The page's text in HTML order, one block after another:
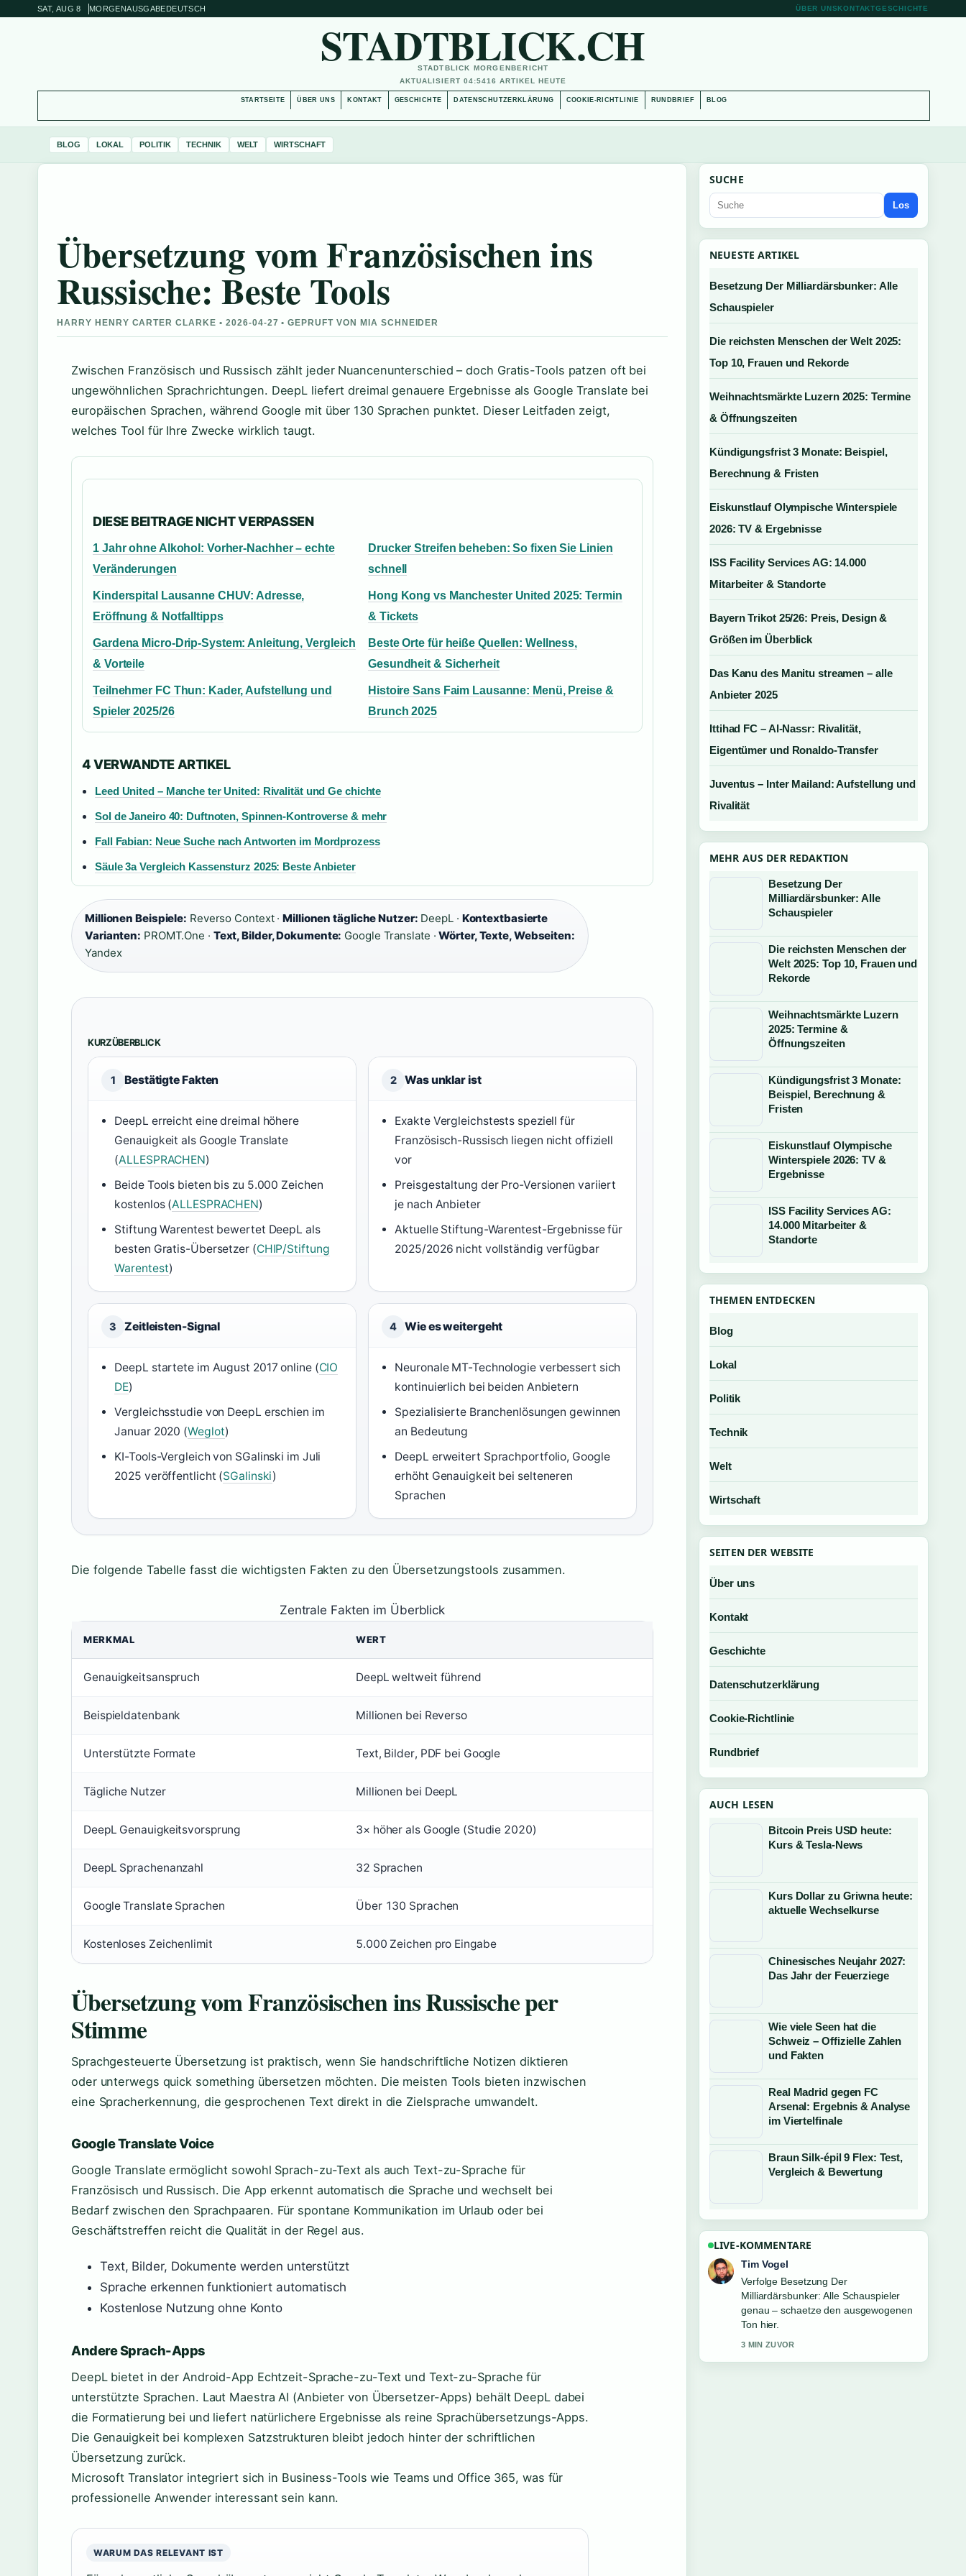
SAT, AUG 8 MORGENAUSGABEDEUTSCH ÜBER UNSKONTAKTGESCHICHTE
STADTBLICK.CH
STADTBLICK MORGENBERICHT
AKTUALISIERT 04:5416 ARTIKEL HEUTE
STARTSEITE ÜBER UNS KONTAKT GESCHICHTE DATENSCHUTZERKLÄRUNG COOKIE-RICHTLINIE RUNDBRIEF BLOG
BLOG LOKAL POLITIK TECHNIK WELT WIRTSCHAFT
Übersetzung vom Französischen ins
Russische: Beste Tools
HARRY HENRY CARTER CLARKE • 2026-04-27 • GEPRUFT VON MIA SCHNEIDER
Zwischen Französisch und Russisch zählt jeder Nuancenunterschied – doch Gratis-Tools patzen oft bei
ungewöhnlichen Sprachrichtungen. DeepL liefert dreimal genauere Ergebnisse als Google Translate bei
europäischen Sprachen, während Google mit über 130 Sprachen punktet. Dieser Leitfaden zeigt,
welches Tool für Ihre Zwecke wirklich taugt.
DIESE BEITRAGE NICHT VERPASSEN
1 Jahr ohne Alkohol: Vorher-Nachher – echte
Veränderungen
Drucker Streifen beheben: So fixen Sie Linien
schnell
Kinderspital Lausanne CHUV: Adresse,
Eröffnung & Notfalltipps
Hong Kong vs Manchester United 2025: Termin
& Tickets
Gardena Micro-Drip-System: Anleitung, Vergleich
& Vorteile
Beste Orte für heiße Quellen: Wellness,
Gesundheit & Sicherheit
Teilnehmer FC Thun: Kader, Aufstellung und
Spieler 2025/26
Histoire Sans Faim Lausanne: Menü, Preise &
Brunch 2025
4 VERWANDTE ARTIKEL
Leed United – Manche ter United: Rivalität und Ge chichte
Sol de Janeiro 40: Duftnoten, Spinnen-Kontroverse & mehr
Fall Fabian: Neue Suche nach Antworten im Mordprozess
Säule 3a Vergleich Kassensturz 2025: Beste Anbieter
Millionen Beispiele: Reverso Context ·Millionen tägliche Nutzer: DeepL · Kontextbasierte
Varianten: PROMT.One · Text, Bilder, Dokumente: Google Translate ·Wörter, Texte, Webseiten:
Yandex
KURZÜBERBLICK
1 Bestätigte Fakten
DeepL erreicht eine dreimal höhere
Genauigkeit als Google Translate
(ALLESPRACHEN)
Beide Tools bieten bis zu 5.000 Zeichen
kostenlos (ALLESPRACHEN)
Stiftung Warentest bewertet DeepL als
besten Gratis-Übersetzer (CHIP/Stiftung
Warentest)
2 Was unklar ist
Exakte Vergleichstests speziell für
Französisch-Russisch liegen nicht offiziell
vor
Preisgestaltung der Pro-Versionen variiert
je nach Anbieter
Aktuelle Stiftung-Warentest-Ergebnisse für
2025/2026 nicht vollständig verfügbar
3 Zeitleisten-Signal
DeepL startete im August 2017 online (CIO
DE)
Vergleichsstudie von DeepL erschien im
Januar 2020 (Weglot)
KI-Tools-Vergleich von SGalinski im Juli
2025 veröffentlicht (SGalinski)
4 Wie es weitergeht
Neuronale MT-Technologie verbessert sich
kontinuierlich bei beiden Anbietern
Spezialisierte Branchenlösungen gewinnen
an Bedeutung
DeepL erweitert Sprachportfolio, Google
erhöht Genauigkeit bei selteneren
Sprachen
Die folgende Tabelle fasst die wichtigsten Fakten zu den Übersetzungstools zusammen.
Zentrale Fakten im Überblick
MERKMAL WERT
Genauigkeitsanspruch DeepL weltweit führend
Beispieldatenbank Millionen bei Reverso
Unterstützte Formate Text, Bilder, PDF bei Google
Tägliche Nutzer Millionen bei DeepL
DeepL Genauigkeitsvorsprung 3× höher als Google (Studie 2020)
DeepL Sprachenanzahl 32 Sprachen
Google Translate Sprachen Über 130 Sprachen
Kostenloses Zeichenlimit 5.000 Zeichen pro Eingabe
Übersetzung vom Französischen ins Russische per
Stimme
Sprachgesteuerte Übersetzung ist praktisch, wenn Sie handschriftliche Notizen diktieren
oder unterwegs quick something übersetzen möchten. Die meisten Tools bieten inzwischen
eine Spracherkennung, die gesprochenen Text direkt in die Zielsprache umwandelt.
Google Translate Voice
Google Translate ermöglicht sowohl Sprach-zu-Text als auch Text-zu-Sprache für
Französisch und Russisch. Die App erkennt automatisch die Sprache und wechselt bei
Bedarf zwischen den Sprachpaaren. Für spontane Kommunikation im Urlaub oder bei
Geschäftstreffen reicht die Qualität in der Regel aus.
Text, Bilder, Dokumente werden unterstützt
Sprache erkennen funktioniert automatisch
Kostenlose Nutzung ohne Konto
Andere Sprach-Apps
DeepL bietet in der Android-App Echtzeit-Sprache-zu-Text und Text-zu-Sprache für
unterstützte Sprachen. Laut Maestra AI (Anbieter von Übersetzer-Apps) behält DeepL dabei
die Formatierung bei und liefert natürlichere Ergebnisse als reine Sprachübersetzungs-Apps.
Die Genauigkeit bei komplexen Satzstrukturen bleibt jedoch hinter der schriftlichen
Übersetzung zurück.
Microsoft Translator integriert sich in Business-Tools wie Teams und Office 365, was für
professionelle Anwender interessant sein kann.
WARUM DAS RELEVANT IST
SUCHE
Los
NEUESTE ARTIKEL
Besetzung Der Milliardärsbunker: Alle
Schauspieler
Die reichsten Menschen der Welt 2025:
Top 10, Frauen und Rekorde
Weihnachtsmärkte Luzern 2025: Termine
& Öffnungszeiten
Kündigungsfrist 3 Monate: Beispiel,
Berechnung & Fristen
Eiskunstlauf Olympische Winterspiele
2026: TV & Ergebnisse
ISS Facility Services AG: 14.000
Mitarbeiter & Standorte
Bayern Trikot 25/26: Preis, Design &
Größen im Überblick
Das Kanu des Manitu streamen – alle
Anbieter 2025
Ittihad FC – Al-Nassr: Rivalität,
Eigentümer und Ronaldo-Transfer
Juventus – Inter Mailand: Aufstellung und
Rivalität
MEHR AUS DER REDAKTION
Besetzung Der
Milliardärsbunker: Alle
Schauspieler
Die reichsten Menschen der
Welt 2025: Top 10, Frauen und
Rekorde
Weihnachtsmärkte Luzern
2025: Termine &
Öffnungszeiten
Kündigungsfrist 3 Monate:
Beispiel, Berechnung &
Fristen
Eiskunstlauf Olympische
Winterspiele 2026: TV &
Ergebnisse
ISS Facility Services AG:
14.000 Mitarbeiter &
Standorte
THEMEN ENTDECKEN
Blog
Lokal
Politik
Technik
Welt
Wirtschaft
SEITEN DER WEBSITE
Über uns
Kontakt
Geschichte
Datenschutzerklärung
Cookie-Richtlinie
Rundbrief
AUCH LESEN
Bitcoin Preis USD heute:
Kurs & Tesla-News
Kurs Dollar zu Griwna heute:
aktuelle Wechselkurse
Chinesisches Neujahr 2027:
Das Jahr der Feuerziege
Wie viele Seen hat die
Schweiz – Offizielle Zahlen
und Fakten
Real Madrid gegen FC
Arsenal: Ergebnis & Analyse
im Viertelfinale
Braun Silk-épil 9 Flex: Test,
Vergleich & Bewertung
LIVE-KOMMENTARE
Mila Kruger
Hilfreicher Kontext zu Die reichsten
Menschen der Welt 2025: Top.... Bitte
haltet diesen Liveticker aktuell.
5 MIN ZUVOR